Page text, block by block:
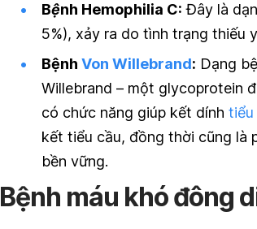
Bệnh Hemophilia C: Đây là
5%), xảy ra do tình trạng thiếu
Bệnh Von Willebrand: Dạng
Willebrand – một glycoprotein
có chức năng giúp kết dính tiểu
kết tiểu cầu, đồng thời cũng là
bền vững.
Bệnh máu khó đông